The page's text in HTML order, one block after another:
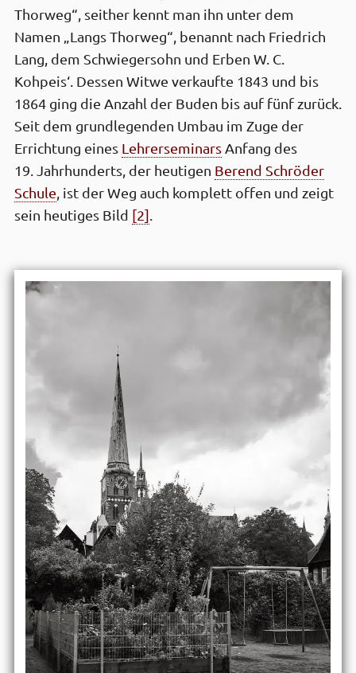
Thorweg“, seit­her kennt man ihn unter dem
Namen „Langs Thorweg“, benannt nach Friedrich
Lang, dem Schwieger­sohn und Erben W. C.
Kohpeis‘. Dessen Witwe verkaufte 1843 und bis
1864 ging die Anzahl der Buden bis auf fünf zurück.
Seit dem grund­legenden Umbau im Zuge der
Errichtung eines Lehrer­seminarsAnfang des
19. Jahr­hunderts, der heutigen Berend Schröder
Schule, ist der Weg auch komplett offen und zeigt
sein heutiges Bild [2].